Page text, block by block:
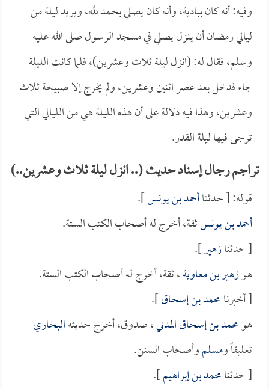
وفيه: أنه كان ببادية، وأنه كان يصلي بحمد لله، ويريد ليلة من
ليالي رمضان أن ينزل يصلي في مسجد الرسول صلى الله عليه
وسلم، فقال له: (انزل ليلة ثلاث وعشرين)، فلما كانت الليلة
جاء فدخل بعد عصر اثنين وعشرين، ولم يخرج إلا صبيحة ثلاث
وعشرين، وهذا فيه دلالة على أن هذه الليلة هي من الليالي التي
ترجى فيها ليلة القدر.
تراجم رجال إسناد حديث (.. انزل ليلة ثلاث وعشرين..)
قوله: [ حدثناأحمد بن يونس].
أحمد بن يونسثقة، أخرج له أصحاب الكتب الستة.
[ حدثنازهير].
هوزهير بن معاوية، ثقة، أخرج له أصحاب الكتب الستة.
[ أخبرنامحمد بن إسحاق].
هومحمد بن إسحاق المدني، صدوق، أخرج حديثهالبخاري
تعليقاً ومسلموأصحاب السنن.
[ حدثنامحمد بن إبراهيم].